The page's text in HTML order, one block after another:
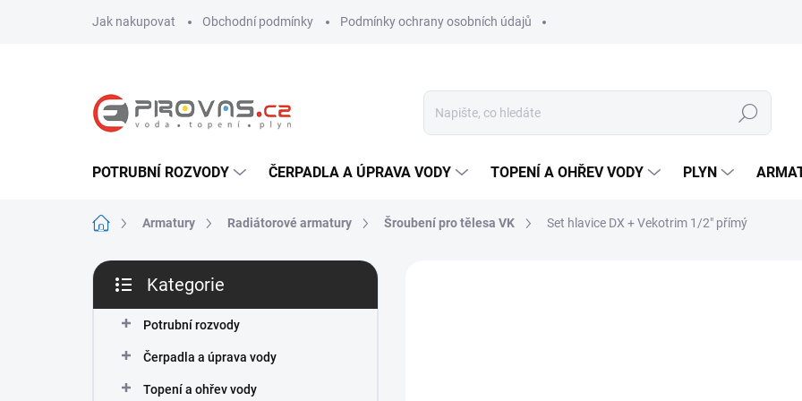
Jak nakupovat Obchodní podmínky Podmínky ochrany osobních údajů
Hledat
POTRUBNÍ ROZVODY ČERPADLA A ÚPRAVA VODY TOPENÍ A OHŘEV VODY PLYN
Domů Armatury Radiátorové armatury Šroubení pro tělesa VK Set hlavice DX + Vekotrim 1/2" přímý
P
s
kategorie
Kategorie
Potrubní rozvody
Čerpadla a úprava vody
Topení a ohřev vody